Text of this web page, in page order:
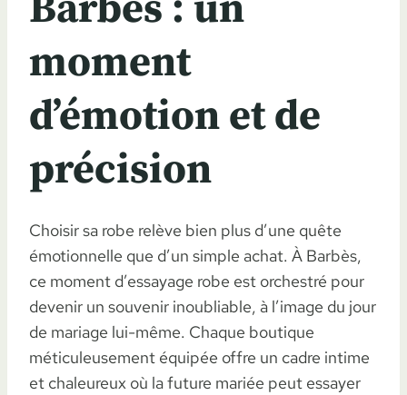
moment
d’émotion et de
précision
Choisir sa robe relève bien plus d’une quête
émotionnelle que d’un simple achat. À Barbès,
ce moment d’essayage robe est orchestré pour
devenir un souvenir inoubliable, à l’image du jour
de mariage lui-même. Chaque boutique
méticuleusement équipée offre un cadre intime
et chaleureux où la future mariée peut essayer